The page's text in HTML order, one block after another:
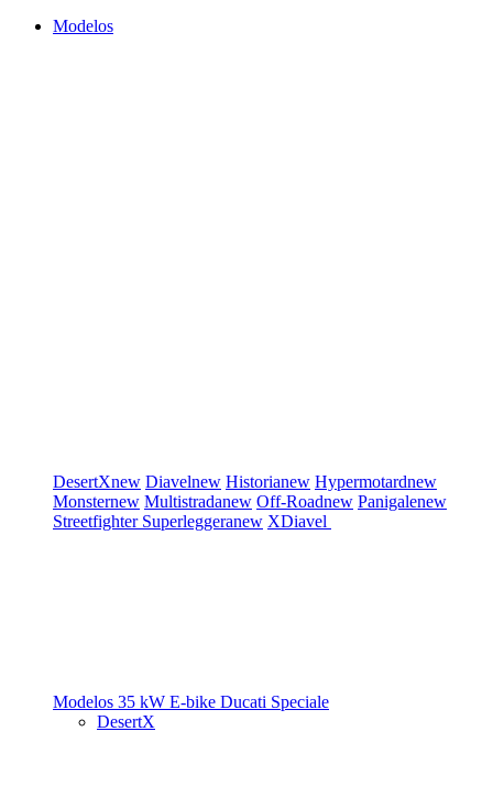
Modelos
DesertXnew Diavelnew Historianew Hypermotardnew
Monsternew Multistradanew Off-Roadnew Panigalenew
Streetfighter Superleggeranew XDiavel
Modelos 35 kW E-bike Ducati Speciale
DesertX